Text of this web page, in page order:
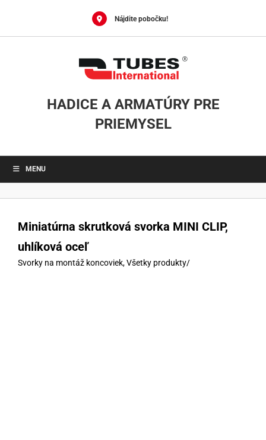
Nájdite pobočku!
HADICE A ARMATÚRY PRE
PRIEMYSEL
MENU
Miniatúrna skrutková svorka MINI CLIP,
uhlíková oceľ
Svorky na montáž koncoviek,Všetky produkty/